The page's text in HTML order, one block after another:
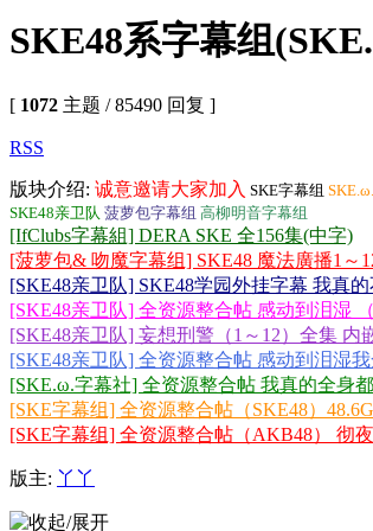
SKE48系字幕组
[ 1072 主题 / 85490 回复 ]
RSS
版块介绍: 诚意邀请大家加入 SKE字幕组
SKE48亲卫队 菠萝包字幕组 高柳明音字幕组
[IfClubs字幕組] DERA SKE 全156集(中字)
[菠萝包& 吻魔字幕组] SKE48 魔法廣播1～
[SKE48亲卫队] SKE48学园外挂字幕 我真
[SKE48亲卫队] 全资源整合帖 感动到泪湿
[SKE48亲卫队] 妄想刑警（1～12）全集 内
[SKE48亲卫队] 全资源整合帖 感动到泪湿我
[SKE.ω.字幕社] 全资源整合帖 我真的全身
[SKE字幕组] 全资源整合帖（SKE48）
[SKE字幕组] 全资源整合帖（AKB48） 彻
版主: 丫丫